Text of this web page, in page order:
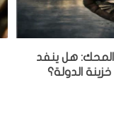
المحك: هل ينفد
الدولة؟